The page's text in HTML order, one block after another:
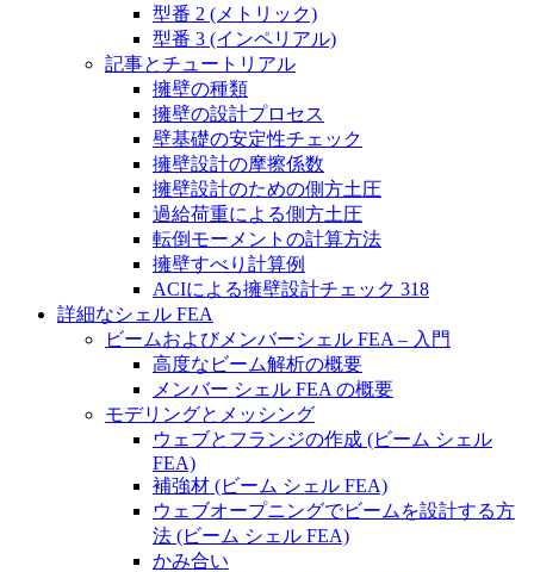
型番 2 (メトリック)
型番 3 (インペリアル)
記事とチュートリアル
擁壁の種類
擁壁の設計プロセス
壁基礎の安定性チェック
擁壁設計の摩擦係数
擁壁設計のための側方土圧
過給荷重による側方土圧
転倒モーメントの計算方法
擁壁すべり計算例
ACIによる擁壁設計チェック 318
詳細なシェル FEA
ビームおよびメンバーシェル FEA – 入門
高度なビーム解析の概要
メンバー シェル FEA の概要
モデリングとメッシング
ウェブとフランジの作成 (ビーム シェル
FEA)
補強材 (ビーム シェル FEA)
ウェブオープニングでビームを設計する方
法 (ビーム シェル FEA)
かみ合い